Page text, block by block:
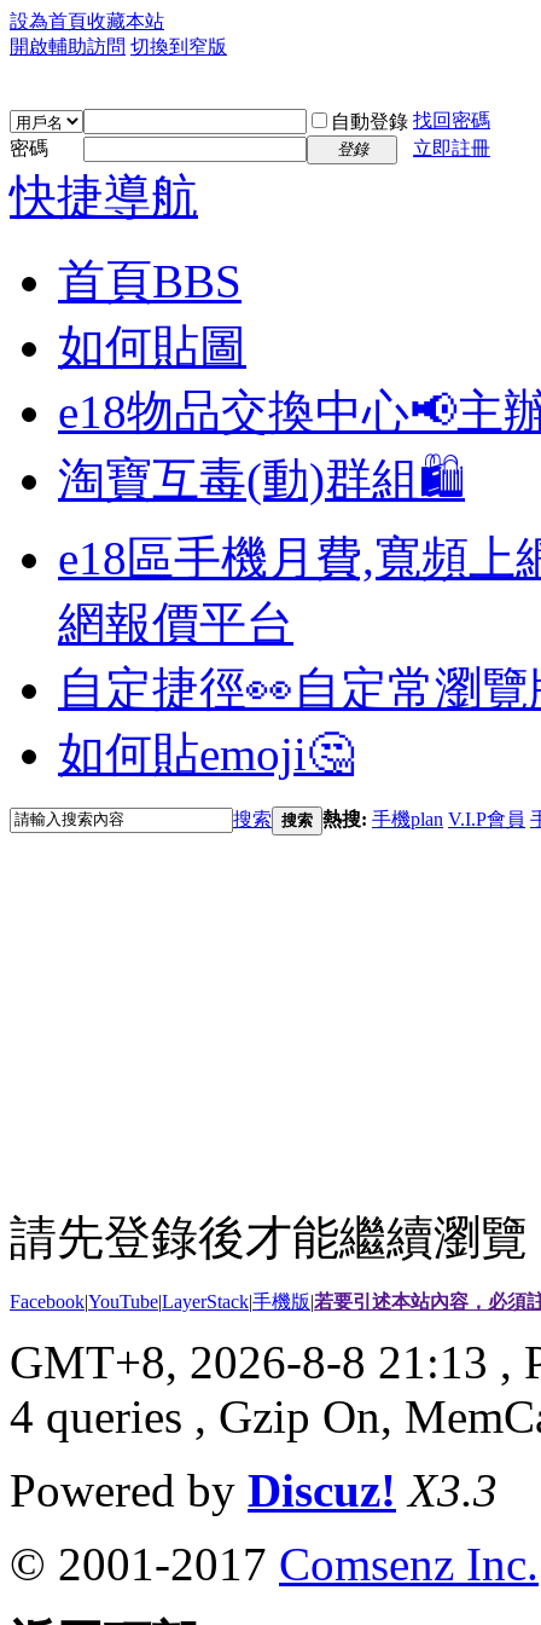
設為首頁收藏本站
開啟輔助訪問 切換到窄版
自動登錄 找回密碼
密碼
登錄 立即註冊
快捷導航
首頁BBS
如何貼圖
e18物品交換中心📢主
淘寶互毒(動)群組🛍️
e18區手機月費,寬頻上
網報價平台
自定捷徑👀自定常瀏
如何貼emoji🤔
搜索 搜索 熱搜: 手機plan V.I.P會員
請先登錄後才能繼續瀏覽
Facebook|YouTube|LayerStack|手機版|若要引述本站內容，必須
GMT+8, 2026-8-8 21:13 ,
4 queries , Gzip On,
Powered by Discuz! X3.3
© 2001-2017 Comsenz Inc.